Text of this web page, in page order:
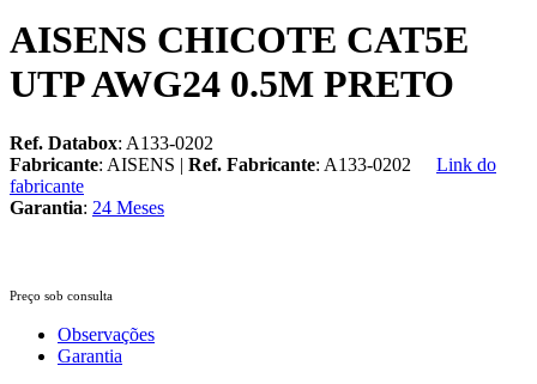
AISENS CHICOTE CAT5E
UTP AWG24 0.5M PRETO
Ref. Databox: A133-0202
Fabricante: AISENS | Ref. Fabricante: A133-0202
Link do
fabricante
Garantia: 24 Meses
Preço sob consulta
Observações
Garantia